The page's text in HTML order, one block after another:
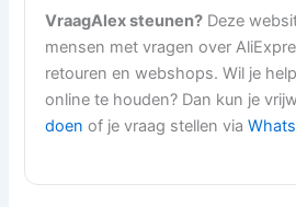
VraagAlex steunen? Deze
mensen met vragen over
retouren en webshops. Wil je
online te houden? Dan kun je
doen of je vraag stellen via